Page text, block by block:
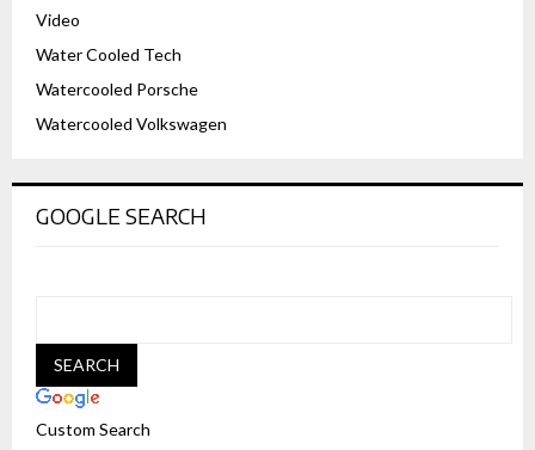
Video
Water Cooled Tech
Watercooled Porsche
Watercooled Volkswagen
GOOGLE SEARCH
Custom Search